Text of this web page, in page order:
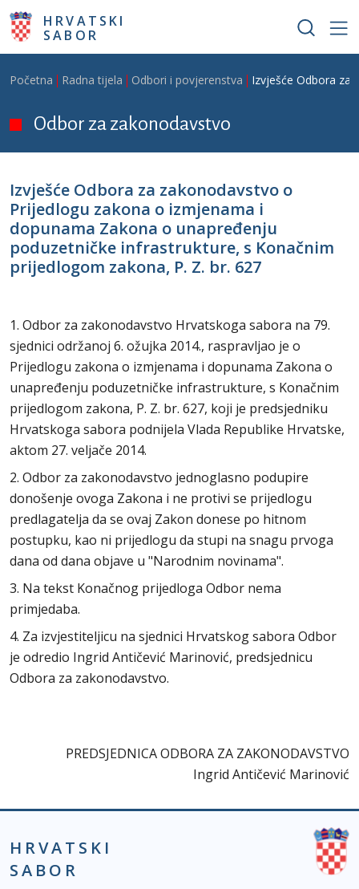
Skoči na glavni sadržaj
HRVATSKI
SABOR
Breadcrumb
Početna Radna tijela Odbori i povjerenstva Izvješće Odbora za
Odbor za zakonodavstvo
Izvješće Odbora za zakonodavstvo o
Prijedlogu zakona o izmjenama i
dopunama Zakona o unapređenju
poduzetničke infrastrukture, s Konačnim
prijedlogom zakona, P. Z. br. 627
1. Odbor za zakonodavstvo Hrvatskoga sabora na 79.
sjednici održanoj 6. ožujka 2014., raspravljao je o
Prijedlogu zakona o izmjenama i dopunama Zakona o
unapređenju poduzetničke infrastrukture, s Konačnim
prijedlogom zakona, P. Z. br. 627, koji je predsjedniku
Hrvatskoga sabora podnijela Vlada Republike Hrvatske,
aktom 27. veljače 2014.
2. Odbor za zakonodavstvo jednoglasno podupire
donošenje ovoga Zakona i ne protivi se prijedlogu
predlagatelja da se ovaj Zakon donese po hitnom
postupku, kao ni prijedlogu da stupi na snagu prvoga
dana od dana objave u "Narodnim novinama".
3. Na tekst Konačnog prijedloga Odbor nema
primjedaba.
4. Za izvjestiteljicu na sjednici Hrvatskog sabora Odbor
je odredio Ingrid Antičević Marinović, predsjednicu
Odbora za zakonodavstvo.
PREDSJEDNICA ODBORA ZA ZAKONODAVSTVO
Ingrid Antičević Marinović
HRVATSKI
SABOR